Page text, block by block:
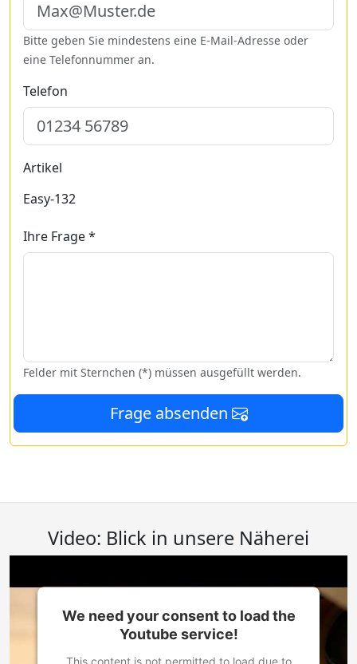
Bitte geben Sie mindestens eine E-Mail-Adresse oder
eine Telefonnummer an.
Telefon
Artikel
Easy-132
Ihre Frage *
Felder mit Sternchen (*) müssen ausgefüllt werden.
Frage absenden
Video: Blick in unsere Näherei
We need your consent to load the
Youtube service!
This content is not permitted to load due to